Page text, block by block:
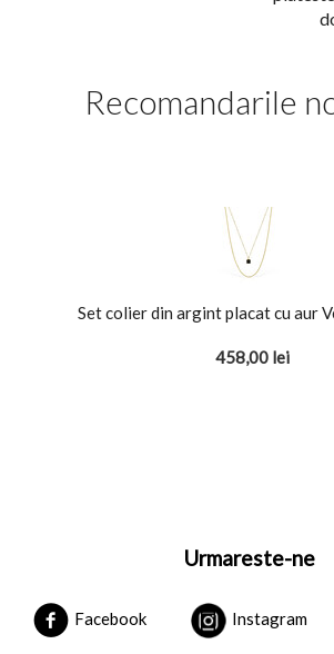
Recomandarile
Set colier din argint placat cu aur
458,00 lei
Urmareste-ne
Facebook Instagram